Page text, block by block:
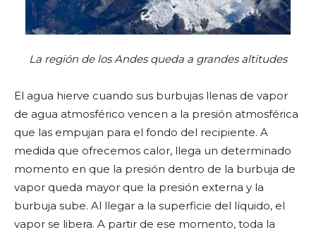
La región de los Andes queda a grandes altitudes
El agua hierve cuando sus burbujas llenas de vapor
de agua atmosférico vencen a la presión atmosférica
que las empujan para el fondo del recipiente. A
medida que ofrecemos calor, llega un determinado
momento en que la presión dentro de la burbuja de
vapor queda mayor que la presión externa y la
burbuja sube. Al llegar a la superficie del líquido, el
vapor se libera. A partir de ese momento, toda la